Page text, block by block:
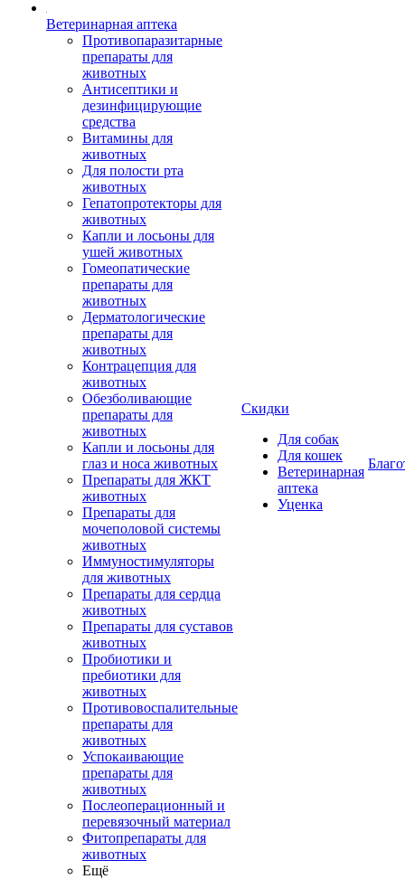
Ветеринарная аптека
Противопаразитарные
препараты для
животных
Антисептики и
дезинфицирующие
средства
Витамины для
животных
Для полости рта
животных
Гепатопротекторы для
животных
Капли и лосьоны для
ушей животных
Гомеопатические
препараты для
животных
Дерматологические
препараты для
животных
Контрацепция для
животных
Обезболивающие
препараты для
животных
Капли и лосьоны для
глаз и носа животных
Препараты для ЖКТ
животных
Препараты для
мочеполовой системы
животных
Иммуностимуляторы
для животных
Препараты для сердца
животных
Препараты для суставов
животных
Пробиотики и
пребиотики для
животных
Противовоспалительные
препараты для
животных
Успокаивающие
препараты для
животных
Послеоперационный и
перевязочный материал
Фитопрепараты для
животных
Ещё
Скидки
Для собак
Для кошек
Ветеринарная
аптека
Уценка